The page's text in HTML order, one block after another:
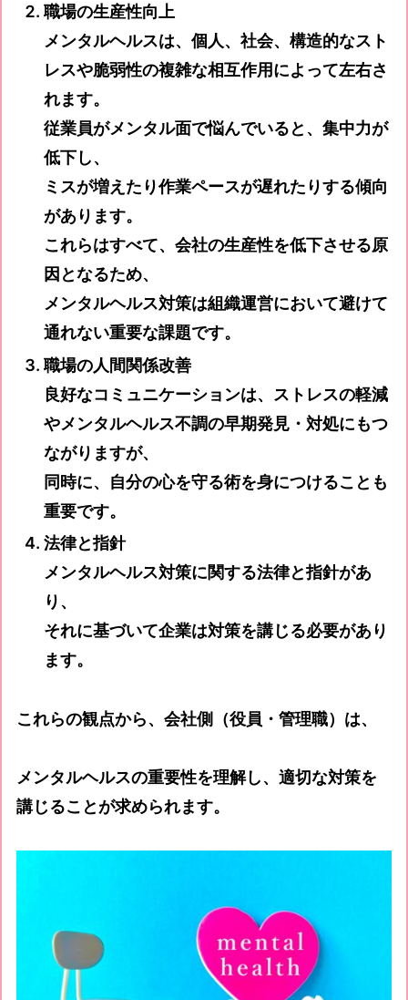
職場の生産性向上
メンタルヘルスは、個人、社会、構造的なスト
レスや脆弱性の複雑な相互作用によって左右さ
れます。
従業員がメンタル面で悩んでいると、集中力が
低下し、
ミスが増えたり作業ペースが遅れたりする傾向
があります。
これらはすべて、会社の生産性を低下させる原
因となるため、
メンタルヘルス対策は組織運営において避けて
通れない重要な課題です。
職場の人間関係改善
良好なコミュニケーションは、ストレスの軽減
やメンタルヘルス不調の早期発見・対処にもつ
ながりますが、
同時に、自分の心を守る術を身につけることも
重要です。
法律と指針
メンタルヘルス対策に関する法律と指針があ
り、
それに基づいて企業は対策を講じる必要があり
ます。
これらの観点から、会社側（役員・管理職）は、
メンタルヘルスの重要性を理解し、適切な対策を
講じることが求められます。